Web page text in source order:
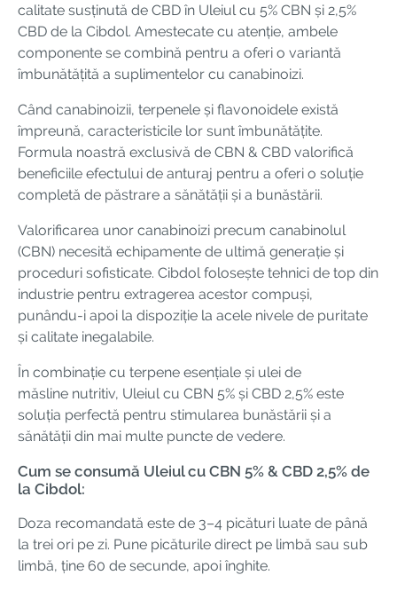
calitate susținută de CBD în Uleiul cu 5% CBN și 2,5%
CBD de la Cibdol. Amestecate cu atenție, ambele
componente se combină pentru a oferi o variantă
îmbunătățită a suplimentelor cu canabinoizi.
Când canabinoizii, terpenele și flavonoidele există
împreună, caracteristicile lor sunt îmbunătățite.
Formula noastră exclusivă de CBN & CBD valorifică
beneficiile efectului de anturaj pentru a oferi o soluție
completă de păstrare a sănătății și a bunăstării.
Valorificarea unor canabinoizi precum canabinolul
(CBN) necesită echipamente de ultimă generație și
proceduri sofisticate. Cibdol folosește tehnici de top din
industrie pentru extragerea acestor compuși,
punându-i apoi la dispoziție la acele nivele de puritate
și calitate inegalabile.
În combinație cu terpene esențiale și ulei de
măsline nutritiv, Uleiul cu CBN 5% și CBD 2,5% este
soluția perfectă pentru stimularea bunăstării și a
sănătății din mai multe puncte de vedere.
Cum se consumă Uleiul cu CBN 5% & CBD 2,5% de
la Cibdol:
Doza recomandată este de 3–4 picături luate de până
la trei ori pe zi. Pune picăturile direct pe limbă sau sub
limbă, ține 60 de secunde, apoi înghite.